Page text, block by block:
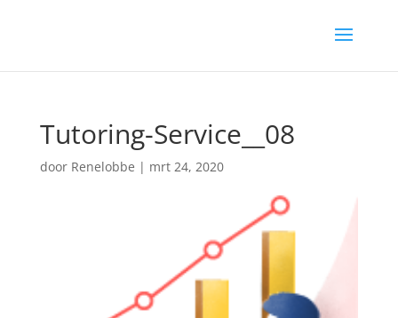
Tutoring-Service__08
door Renelobbe | mrt 24, 2020